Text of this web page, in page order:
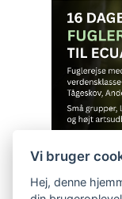
Vi bruger
Hej, denne